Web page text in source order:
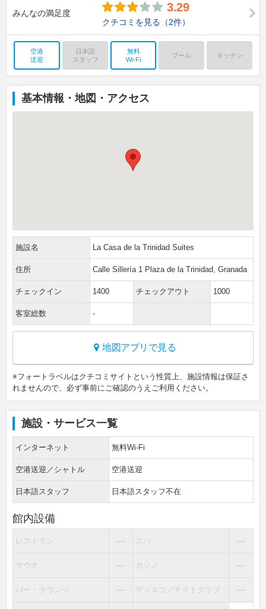
みんなの満足度 3.29
クチコミを見る （2件）
空港
送迎
日本語
スタッフ
無料
Wi-Fi
プール キッチン
基本情報・地図・アクセス
施設名 La Casa de la Trinidad Suites
住所 Calle Sillería 1 Plaza de la Trinidad, Granada
チェックイン 1400 チェックアウト 1000
客室総数 -
地図アプリで見る
※フォートラベルはクチコミサイトという性質上、施設情報は保証さ
れませんので、必ず事前にご確認のうえご利用ください。
施設・サービス一覧
インターネット 無料Wi-Fi
空港送迎／シャトル 空港送迎
日本語スタッフ 日本語スタッフ不在
館内設備
レストラン ― スパ ―
サウナ ― カジノ ―
バー・ラウンジ ― ディスコ／ナイトクラブ ―